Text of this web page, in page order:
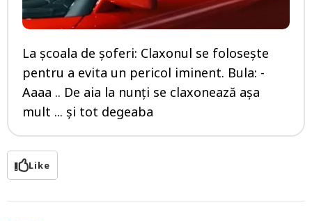
La şcoala de şoferi: Claxonul se foloseşte
pentru a evita un pericol iminent. Bula: -
Aaaa .. De aia la nunţi se claxonează aşa
mult ... şi tot degeaba
Like